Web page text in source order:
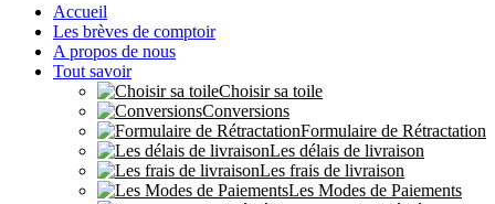
Accueil
Les brèves de comptoir
A propos de nous
Tout savoir
Choisir sa toile
Conversions
Formulaire de Rétractation
Les délais de livraison
Les frais de livraison
Les Modes de Paiements